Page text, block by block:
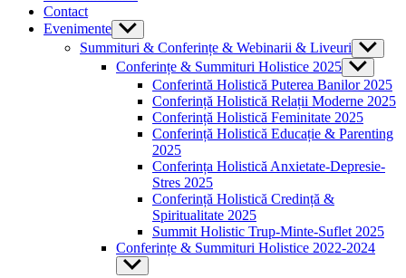
Contact
Evenimente Show
sub
menu
Summituri & Conferințe & Webinarii & Liveuri Show
sub
menu
Conferințe & Summituri Holistice 2025 Show
sub
menu
Conferintă Holistică Puterea Banilor 2025
Conferință Holistică Relații Moderne 2025
Conferință Holistică Feminitate 2025
Conferință Holistică Educație & Parenting
2025
Conferința Holistică Anxietate-Depresie-
Stres 2025
Conferință Holistică Credință &
Spiritualitate 2025
Summit Holistic Trup-Minte-Suflet 2025
Conferințe & Summituri Holistice 2022-2024
Show